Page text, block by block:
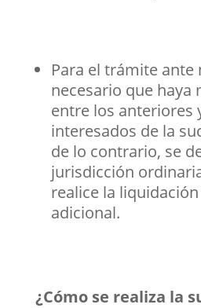
Para el trámite ante
necesario que haya
entre los anteriores
interesados de la
de lo contrario, se
jurisdicción
realice la
adicional.
¿Cómo se realiza la